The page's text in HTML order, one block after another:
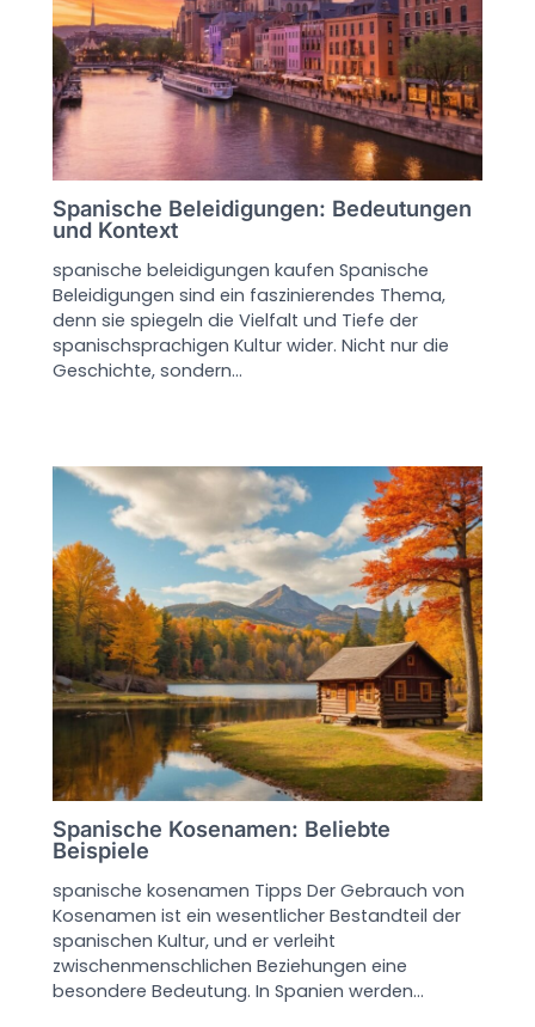
Spanische Beleidigungen: Bedeutungen
und Kontext
spanische beleidigungen kaufen Spanische
Beleidigungen sind ein faszinierendes Thema,
denn sie spiegeln die Vielfalt und Tiefe der
spanischsprachigen Kultur wider. Nicht nur die
Geschichte, sondern…
Spanische Kosenamen: Beliebte
Beispiele
spanische kosenamen Tipps Der Gebrauch von
Kosenamen ist ein wesentlicher Bestandteil der
spanischen Kultur, und er verleiht
zwischenmenschlichen Beziehungen eine
besondere Bedeutung. In Spanien werden…